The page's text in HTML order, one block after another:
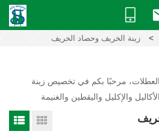
> زينة الخريف وحصاد الخريف
مرحبًا بكم في تخصيص زينة
والإكليل واليقطين والغنيمة